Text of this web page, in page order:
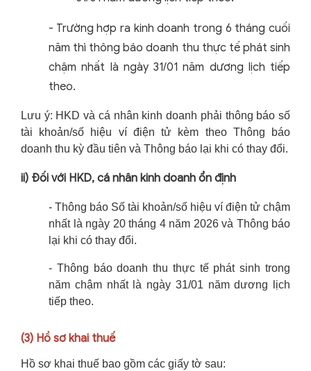
- Trường hợp ra kinh doanh trong 6 tháng cuối
năm thì thông báo doanh thu thực tế phát sinh
chậm nhất là ngày 31/01 năm dương lịch tiếp
theo.
Lưu ý: HKD và cá nhân kinh doanh phải thông báo số
tài khoản/số hiệu ví điện tử kèm theo Thông báo
doanh thu kỳ đầu tiên và Thông báo lại khi có thay đổi.
ii) Đối với HKD, cá nhân kinh doanh ổn định
- Thông báo Số tài khoản/số hiệu ví điện tử chậm
nhất là ngày 20 tháng 4 năm 2026 và Thông báo
lại khi có thay đổi.
- Thông báo doanh thu thực tế phát sinh trong
năm chậm nhất là ngày 31/01 năm dương lịch
tiếp theo.
(3) Hồ sơ khai thuế
Hồ sơ khai thuế bao gồm các giấy tờ sau: